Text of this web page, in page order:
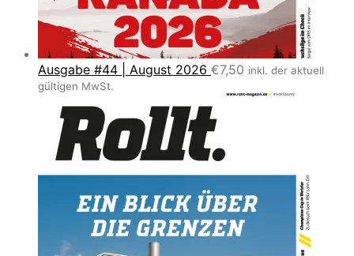
Ausgabe #44 | August 2026 €7,50 inkl. der aktuell
gültigen MwSt.